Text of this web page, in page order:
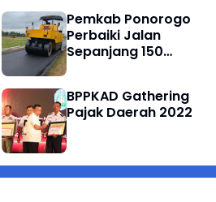
Pemkab Ponorogo
Perbaiki Jalan
Sepanjang 150
BPPKAD Gathering
Pajak Daerah 2022